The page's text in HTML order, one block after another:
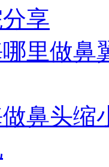
享
哪里做
做鼻头